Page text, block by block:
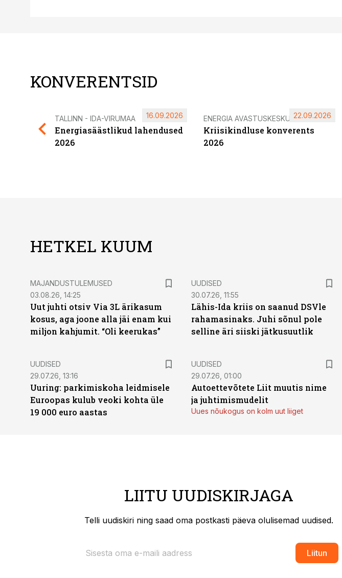
KONVERENTSID
TALLINN - IDA-VIRUMAA
Energiasäästlikud lahendused
2026
16.09.2026 ENERGIA AVASTUSKESKUS
Kriisikindluse konverents
2026
22.09.2026
HETKEL KUUM
MAJANDUSTULEMUSED
03.08.26, 14:25
Uut juhti otsiv Via 3L ärikasum
kosus, aga joone alla jäi enam kui
miljon kahjumit. “Oli keerukas”
UUDISED
30.07.26, 11:55
Lähis-Ida kriis on saanud DSVle
rahamasinaks. Juhi sõnul pole
selline äri siiski jätkusuutlik
UUDISED
29.07.26, 13:16
Uuring: parkimiskoha leidmisele
Euroopas kulub veoki kohta üle
19 000 euro aastas
UUDISED
29.07.26, 01:00
Autoettevõtete Liit muutis nime
ja juhtimismudelit
Uues nõukogus on kolm uut liiget
LIITU UUDISKIRJAGA
Telli uudiskiri ning saad oma postkasti päeva olulisemad uudised.
Liitun